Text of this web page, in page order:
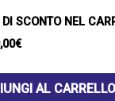
SCONTO NEL
AL CARRELLO